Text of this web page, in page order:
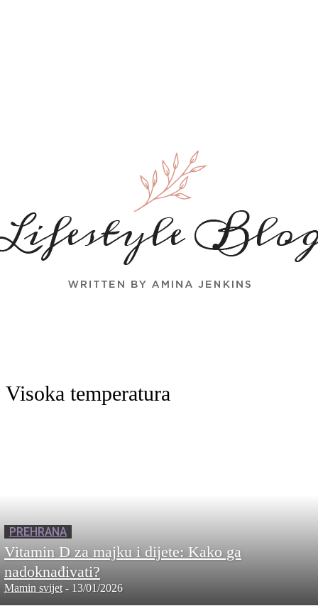
Visoka temperatura
PREHRANA
Vitamin D za majku i dijete: Kako ga
nadoknađivati?
Mamin svijet - 13/01/2026